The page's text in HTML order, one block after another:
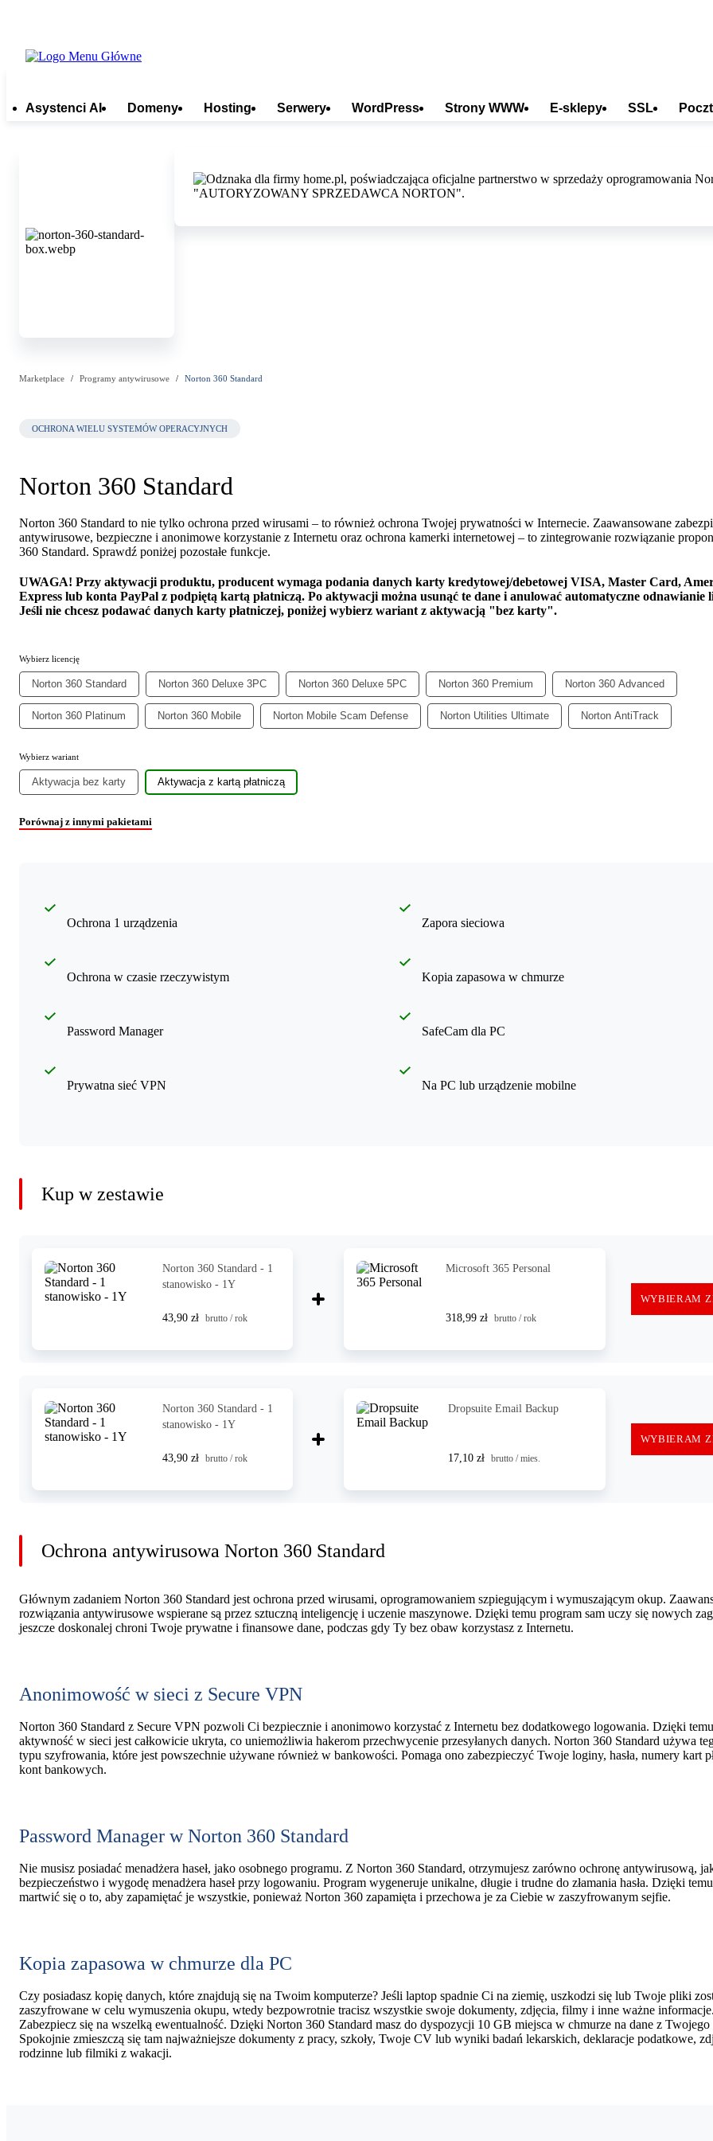
Asystenci AI Domeny Hosting Serwery WordPress Strony WWW E-sklepy SSL
Marketplace Programy antywirusowe Norton 360 Standard
OCHRONA WIELU SYSTEMÓW OPERACYJNYCH
Norton 360 Standard
Norton 360 Standard to nie tylko ochrona przed wirusami – to również ochrona Twojej prywatności w Internecie. Zaawansowane
antywirusowe, bezpieczne i anonimowe korzystanie z Internetu oraz ochrona kamerki internetowej – to zintegrowanie rozwiązanie
360 Standard. Sprawdź poniżej pozostałe funkcje.
UWAGA! Przy aktywacji produktu, producent wymaga podania danych karty kredytowej/debetowej VISA, Master Card,
Express lub konta PayPal z podpiętą kartą płatniczą. Po aktywacji można usunąć te dane i anulować automatyczne odnawianie
Jeśli nie chcesz podawać danych karty płatniczej, poniżej wybierz wariant z aktywacją "bez karty".
Wybierz licencję
Norton 360 Standard Norton 360 Deluxe 3PC Norton 360 Deluxe 5PC Norton 360 Premium Norton 360 Advanced
Norton 360 Platinum Norton 360 Mobile Norton Mobile Scam Defense Norton Utilities Ultimate Norton AntiTrack
Wybierz wariant
Aktywacja bez karty Aktywacja z kartą płatniczą
Porównaj z innymi pakietami
Ochrona 1 urządzenia
Ochrona w czasie rzeczywistym
Password Manager
Prywatna sieć VPN
Zapora sieciowa
Kopia zapasowa w chmurze
SafeCam dla PC
Na PC lub urządzenie mobilne
Kup w zestawie
Norton 360 Standard - 1
stanowisko - 1Y
43,90 zł brutto / rok
Microsoft 365 Personal
318,99 zł brutto / rok
WYBIERAM
Norton 360 Standard - 1
stanowisko - 1Y
43,90 zł brutto / rok
Dropsuite Email Backup
17,10 zł brutto / mies.
WYBIERAM
Ochrona antywirusowa Norton 360 Standard
Głównym zadaniem Norton 360 Standard jest ochrona przed wirusami, oprogramowaniem szpiegującym i wymuszającym okup.
rozwiązania antywirusowe wspierane są przez sztuczną inteligencję i uczenie maszynowe. Dzięki temu program sam uczy się nowych
jeszcze doskonalej chroni Twoje prywatne i finansowe dane, podczas gdy Ty bez obaw korzystasz z Internetu.
Anonimowość w sieci z Secure VPN
Norton 360 Standard z Secure VPN pozwoli Ci bezpiecznie i anonimowo korzystać z Internetu bez dodatkowego logowania. Dzięki
aktywność w sieci jest całkowicie ukryta, co uniemożliwia hakerom przechwycenie przesyłanych danych. Norton 360 Standard używa
typu szyfrowania, które jest powszechnie używane również w bankowości. Pomaga ono zabezpieczyć Twoje loginy, hasła, numery kart
kont bankowych.
Password Manager w Norton 360 Standard
Nie musisz posiadać menadżera haseł, jako osobnego programu. Z Norton 360 Standard, otrzymujesz zarówno ochronę antywirusową,
bezpieczeństwo i wygodę menadżera haseł przy logowaniu. Program wygeneruje unikalne, długie i trudne do złamania hasła. Dzięki
martwić się o to, aby zapamiętać je wszystkie, ponieważ Norton 360 zapamięta i przechowa je za Ciebie w zaszyfrowanym sejfie.
Kopia zapasowa w chmurze dla PC
Czy posiadasz kopię danych, które znajdują się na Twoim komputerze? Jeśli laptop spadnie Ci na ziemię, uszkodzi się lub Twoje pliki
zaszyfrowane w celu wymuszenia okupu, wtedy bezpowrotnie tracisz wszystkie swoje dokumenty, zdjęcia, filmy i inne ważne informacje.
Zabezpiecz się na wszelką ewentualność. Dzięki Norton 360 Standard masz do dyspozycji 10 GB miejsca w chmurze na dane z Twojego
Spokojnie zmieszczą się tam najważniejsze dokumenty z pracy, szkoły, Twoje CV lub wyniki badań lekarskich, deklaracje podatkowe,
rodzinne lub filmiki z wakacji.